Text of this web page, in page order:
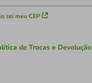
sei meu CEP
de Trocas e Devolução